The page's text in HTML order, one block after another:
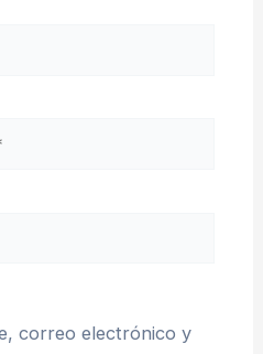
correo electrónico y